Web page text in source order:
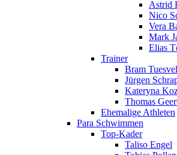
Astrid
Nico
Vera
Mark
Elias
Trainer
Bram
Jürgen
Kateryna
Thomas
Ehemalige Athleten
Para Schwimmen
Top-Kader
Taliso Engel